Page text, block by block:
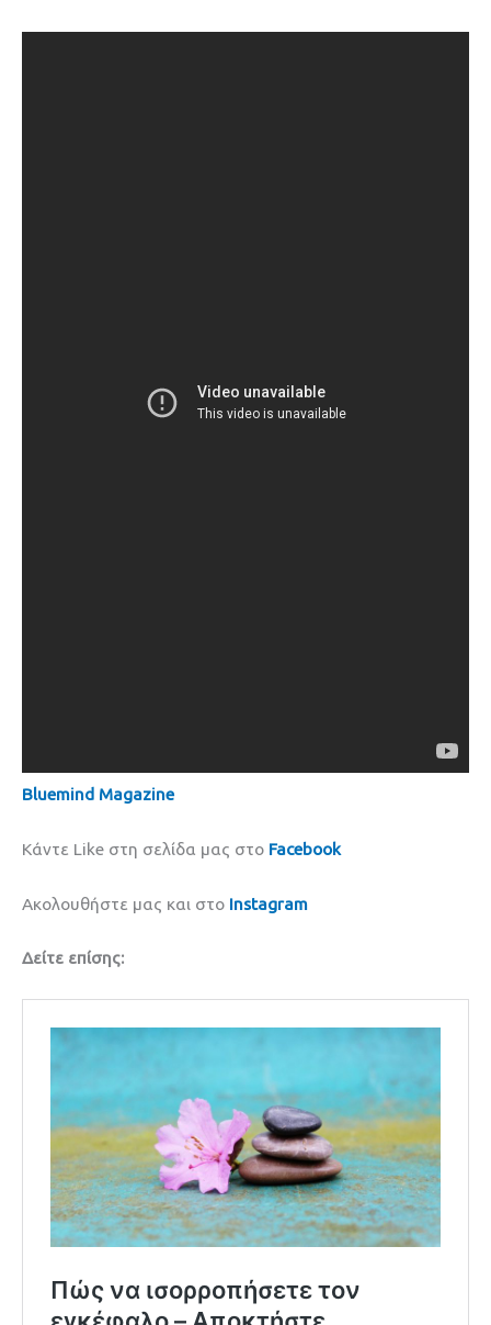
Bluemind Magazine
Κάντε Like στη σελίδα μας στο Facebook
Ακολουθήστε μας και στο Instagram
Δείτε επίσης: